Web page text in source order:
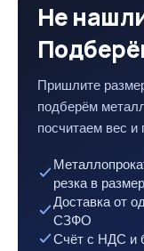
Не
Пришлите
подберём
посчитаем вес
резка в размер
Доставка от
СЗФО
Счёт с НДС и